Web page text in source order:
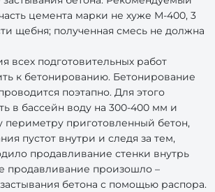
часть цемента марки не хуже М-400, 3
щебня; полученная смесь не должна
всех подготовительных работ
к бетонированию. Бетонирование
поэтапно. Для этого
в бассейн воду на 300-400 мм и
периметру приготовленный бетон,
пустот внутри и следя за тем,
продавливание стенки внутрь
продавливание произошло –
бетона с помощью распора.